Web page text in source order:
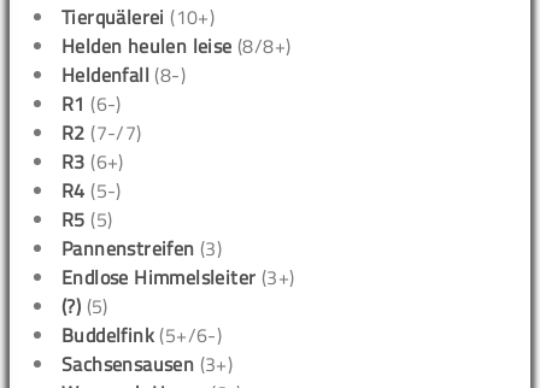
Tierquälerei (10+)
Helden heulen leise (8/8+)
Heldenfall (8-)
R1 (6-)
R2 (7-/7)
R3 (6+)
R4 (5-)
R5 (5)
Pannenstreifen (3)
Endlose Himmelsleiter (3+)
(?) (5)
Buddelfink (5+/6-)
Sachsensausen (3+)